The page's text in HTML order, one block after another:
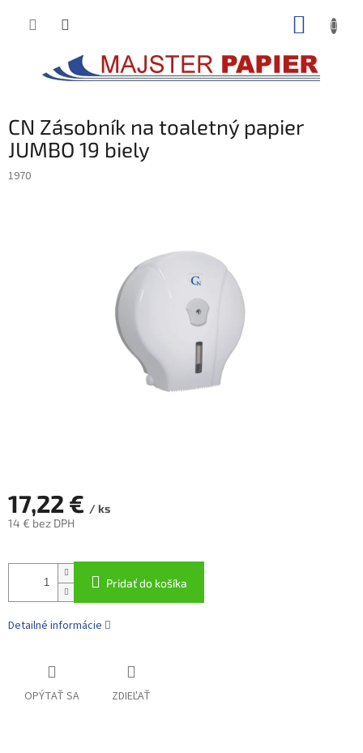
CN Zásobník na toaletný papier
JUMBO 19 biely
1970
17,22 € / ks
14 € bez DPH
cena:
Pridať do košíka
Detailné informácie
OPÝTAŤ SA ZDIEĽAŤ